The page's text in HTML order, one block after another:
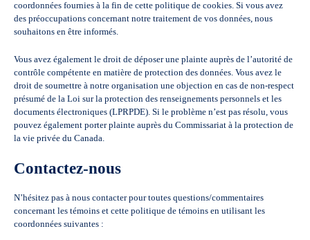
coordonnées fournies à la fin de cette politique de cookies. Si vous avez
des préoccupations concernant notre traitement de vos données, nous
souhaitons en être informés.
Vous avez également le droit de déposer une plainte auprès de l’autorité de
contrôle compétente en matière de protection des données. Vous avez le
droit de soumettre à notre organisation une objection en cas de non-respect
présumé de la Loi sur la protection des renseignements personnels et les
documents électroniques (LPRPDE). Si le problème n’est pas résolu, vous
pouvez également porter plainte auprès du Commissariat à la protection de
la vie privée du Canada.
Contactez-nous
N’hésitez pas à nous contacter pour toutes questions/commentaires
concernant les témoins et cette politique de témoins en utilisant les
coordonnées suivantes :